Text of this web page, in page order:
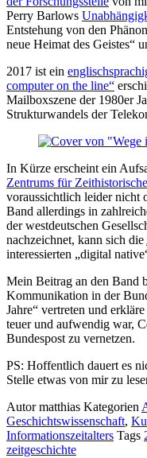
Perry Barlows
Entstehung von den
neue Heimat des Geistes“
2017 ist ein
computer on the line“
Mailboxszene der 1980er
Strukturwandels der
In Kürze erscheint ein
Zentrums für Zeithistorische
voraussichtlich leider nicht
Band allerdings in
der westdeutschen
nachzeichnet, kann sich die
interessierten „digital
Mein Beitrag an den Band
Kommunikation in der
Jahre“ vertreten und
teuer und aufwendig war,
Bundespost zu vernetzen.
PS: Hoffentlich dauert es
Stelle etwas von mir zu
Autormatthias Kategorien
Geschichtswissenschaft,
Informationszeitalters Tags
zeitgeschichte